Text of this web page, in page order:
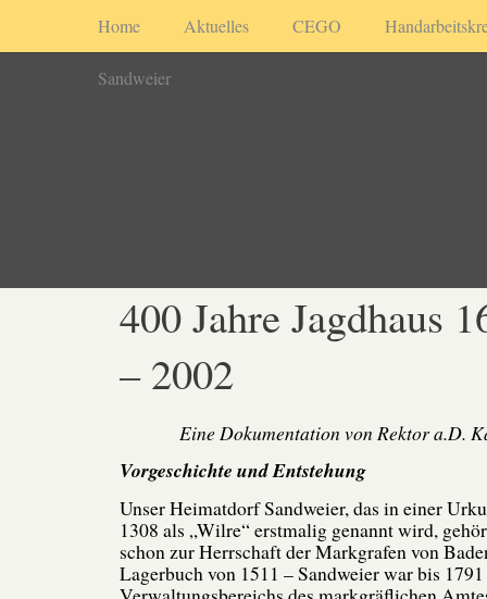
Home Aktuelles CEGO
Sandweier
400 Jahre Jagdhaus
– 2002
Eine Dokumentation von Rektor a.D.
Vorgeschichte und Entstehung
Unser Heimatdorf Sandweier, das in einer
1308 als „Wilre“ erstmalig genannt wird,
schon zur Herrschaft der Markgrafen von
Lagerbuch von 1511 – Sandweier war bis